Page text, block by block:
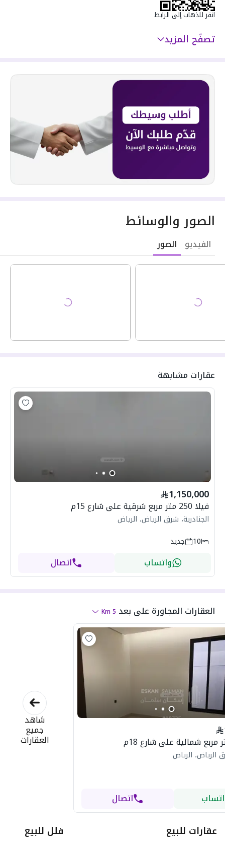
انقر للذهاب إلى الرابط
تصفّح المزيد
الصور والوسائط
الفيديو الصور
عقارات مشابهة
1,150,000
فيلا 250 متر مربع شرقية على شارع 15م
الجنادرية، شرق الرياض، الرياض
10
جديد
واتساب اتصال
العقارات المجاورة على بعد 5
Km
الرياض، الرياض
اتصال
شاهد
جميع
العقارات
عقارات للبيع فلل للبيع